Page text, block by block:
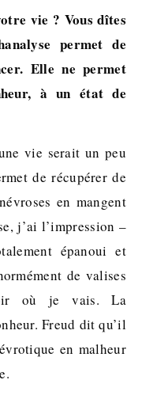
vie ? Vous dîtes
permet de
Elle ne permet
à un état de
vie serait un peu
de récupérer de
en mangent
j’ai l’impression –
épanoui et
de valises
où je vais. La
Freud dit qu’il
en malheur